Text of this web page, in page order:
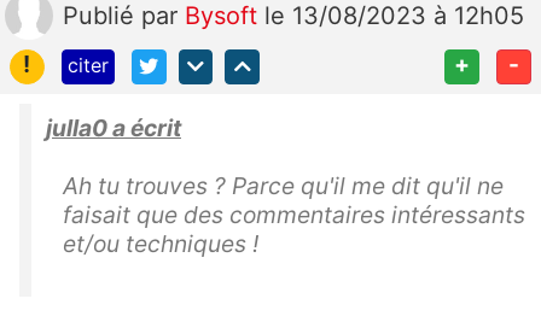
Publié par Bysoft le 13/08/2023 à 12h05
!
citer + -
julla0 a écrit
Ah tu trouves ? Parce qu'il me dit qu'il ne
faisait que des commentaires intéressants
et/ou techniques !